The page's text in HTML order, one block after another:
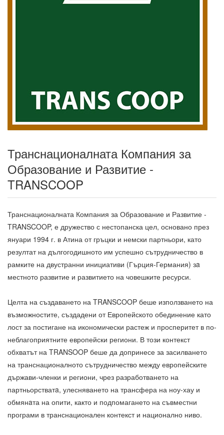
Транснационалната Компания за
Образование и Развитие -
TRANSCOOP
Транснационалната Компания за Образование и Развитие -
TRANSCOOP, е дружество с нестопанска цел, основано през
януари 1994 г. в Атина от гръцки и немски партньори, като
резултат на дългогодишното им успешно сътрудничество в
рамките на двустранни инициативи (Гърция-Германия) зa
местното развитие и развитието на човешките ресурси.
Целта на създаването на TRANSCOOP беше използването на
възможностите, създадени от Европейското обединение като
лост за постигане на икономически растеж и просперитет в по-
неблагоприятните европейски региони. В този контекст
обхватът на TRANSOOP беше да допринесе за засилването
на транснационалното сътрудничество между европейските
държави-членки и региони, чрез разработването на
партньорстватa, улесняването на трансфера на ноу-хау и
обмянaта на опити, както и подпомагането на съвместни
програми в транснационален контекст и национално ниво.